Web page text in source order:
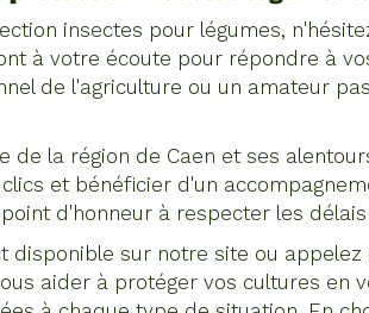
insectes pour légumes,
à votre écoute pour répondre à
de l'agriculture ou un amateur
de la région de Caen et ses
et bénéficier d'un
d'honneur à respecter les
disponible sur notre site ou
aider à protéger vos cultures en